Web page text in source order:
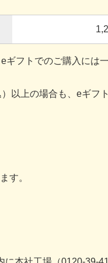
フトでのご購入には
以上の場合も、eギフ
す。